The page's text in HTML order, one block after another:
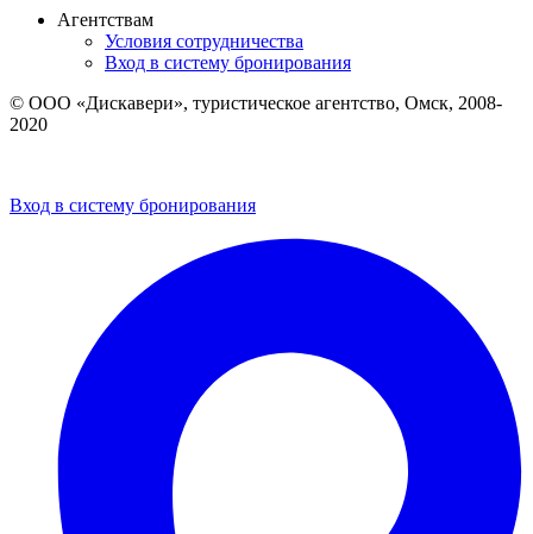
Агентствам
Условия сотрудничества
Вход в систему бронирования
© ООО «Дискавери», туристическое агентство, Омск, 2008-
2020
Вход в систему бронирования